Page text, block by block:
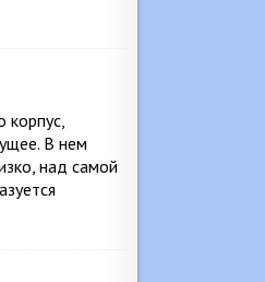
корпус,
В нем
над самой